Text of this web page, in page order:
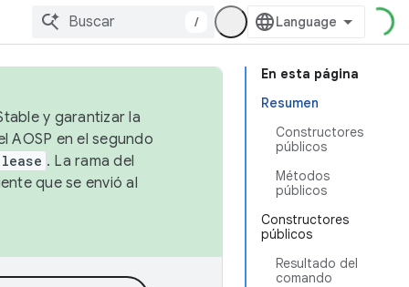
/
En esta página
Resumen
Constructores
públicos
Métodos
públicos
Constructores
públicos
Resultado del
comando
y garantizar la
AOSP en el segundo
. La rama del
que se envió al